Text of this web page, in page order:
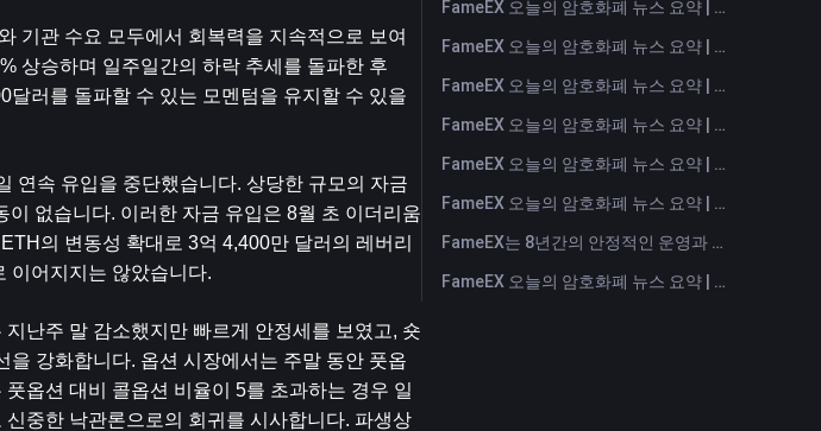
기관 수요 모두에서 회복력을 지속적으로 보여
상승하며 일주일간의 하락 추세를 돌파한 후
러를 돌파할 수 있는 모멘텀을 유지할 수 있을
연속 유입을 중단했습니다. 상당한 규모의 자금
없습니다. 이러한 자금 유입은 8월 초 이더리움
의 변동성 확대로 3억 4,400만 달러의 레버리
이어지지는 않았습니다.
난주 말 감소했지만 빠르게 안정세를 보였고, 숏
강화합니다. 옵션 시장에서는 주말 동안 풋옵
옵션 대비 콜옵션 비율이 5를 초과하는 경우 일
중한 낙관론으로의 회귀를 시사합니다. 파생상
FameEX 오늘의 암호화폐 뉴스 요약 | 2026년 8월 5일
FameEX 오늘의 암호화폐 뉴스 요약 | 2026년 8월 4일
FameEX 오늘의 암호화폐 뉴스 요약 | 2026년 8월 3일
FameEX 오늘의 암호화폐 뉴스 요약 | 2026년 7월 31일
FameEX 오늘의 암호화폐 뉴스 요약 | 2026년 7월 30일
FameEX 오늘의 암호화폐 뉴스 요약 | 2026년 7월 29일
FameEX는 8년간의 안정적인 운영과 글로벌 성장을 통해 사용자 신뢰를 더욱 강화했습니다
FameEX 오늘의 암호화폐 뉴스 요약 | 2026년 7월 28일